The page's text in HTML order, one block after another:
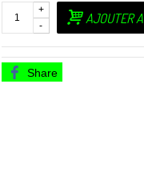
-
+ AJOUTER
Share